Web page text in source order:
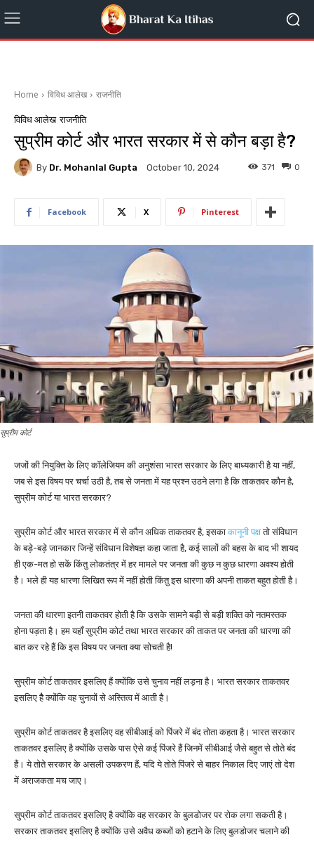
Home विविध आलेख राजनीति
विविध आलेख राजनीति
सुप्रीम कोर्ट और भारत सरकार में से कौन बड़ा है?
By Dr. Mohanlal Gupta October 10, 2024 0
371
Facebook X Pinterest
सुप्रीम कोर्ट
जजों की नियुक्ति के लिए कॉलेजियम की अनुशंसा भारत सरकार के लिए बाध्यकारी है या नहीं,
जब से इस विषय पर चर्चा उठी है, तब से जनता में यह प्रश्न उठने लगा है कि ताकतवर कौन है,
सुप्रीम कोर्ट या भारत सरकार?
सुप्रीम कोर्ट और भारत सरकार में से कौन अधिक ताकतवर है, इसका कानूनी पक्षतो संविधान
के बड़े-बड़े जानकार जिन्हें संविधान विशेषज्ञ कहा जाता है, कई सालों की बहस के बाद भी शायद
ही एक-मत हो सकें किंतु लोकतंत्र में हर मामले पर जनता की कुछ न कुछ धारणा अवश्य होती
है। भले ही यह धारणा लिखित रूप में नहीं होती किंतु इस धारणा की अपनी ताकत बहुत होती है।
जनता की धारणा इतनी ताकतवर होती है कि उसके सामने बड़ी से बड़ी शक्ति को नतमस्तक
होना पड़ता है। हम यहाँ सुप्रीम कोर्ट तथा भारत सरकार की ताकत पर जनता की धारणा की
बात कर रहे हैं कि इस विषय पर जनता क्या सोचती है!
सुप्रीम कोर्ट ताकतवर इसलिए हैं क्योंकि उसे चुनाव नहीं लड़ना है। भारत सरकार ताकतवर
इसलिए हैै क्योंकि वह चुनावों से अस्तित्व में आती है।
सुप्रीम कोर्ट ताकतवर है इसलिए वह सीबीआई को पिंजरे में बंद तोता कहता है। भारत सरकार
ताकतवर इसलिए है क्योंकि उसके पास ऐसे कई पिंजरे हैं जिनमें सीबीआई जैसे बहुत से तोते बंद
हैं। ये तोते सरकार के असली उपकरण हैं, यदि ये तोते पिंजरे से बाहर निकाल दिए जाएं तो देश
में अराजकता मच जाए।
सुप्रीम कोर्ट ताकतवर इसलिए है क्योंकि वह सरकार के बुलडोजर पर रोक लगा सकती है।
सरकार ताकतवर इसलिए है क्योंकि उसे अवैध कब्जों को हटाने के लिए बुलडोजर चलाने की